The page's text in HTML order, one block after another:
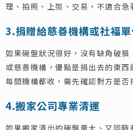
理、拍照、上架、交易，不適合急
3.捐贈給慈善機構或社福
如果碗盤狀況很好，沒有缺角破損
或慈善機構，優點是捐出去的東西
每間機構都收，需先確認對方是否
4.搬家公司專業清運
如果搬家清出的碗盤量大、又同時